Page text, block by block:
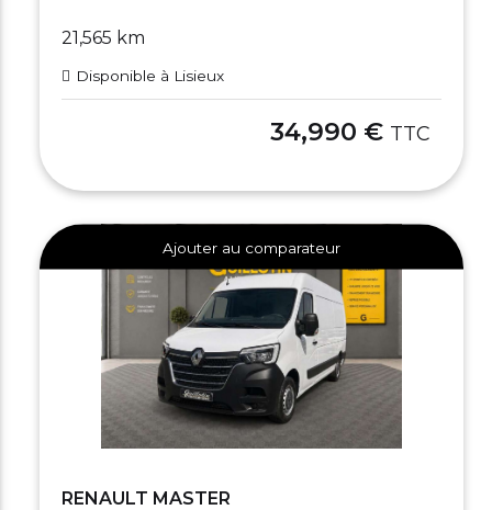
21,565 km
Disponible à Lisieux
34,990 € TTC
Ajouter au comparateur
RENAULT MASTER